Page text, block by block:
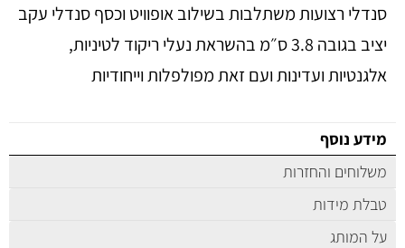
סנדלי רצועות משתלבות בשילוב אופוויט וכסף סנדלי עקב
יציב בגובה 3.8 ס״מ בהשראת נעלי ריקוד לטיניות,
אלגנטיות ועדינות ועם זאת מפולפלות וייחודיות
מידע נוסף
משלוחים והחזרות
טבלת מידות
על המותג